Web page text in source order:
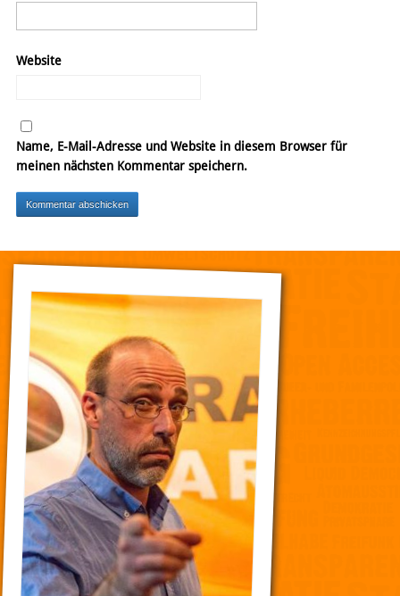
Website
Name, E-Mail-Adresse und Website in diesem Browser für
meinen nächsten Kommentar speichern.